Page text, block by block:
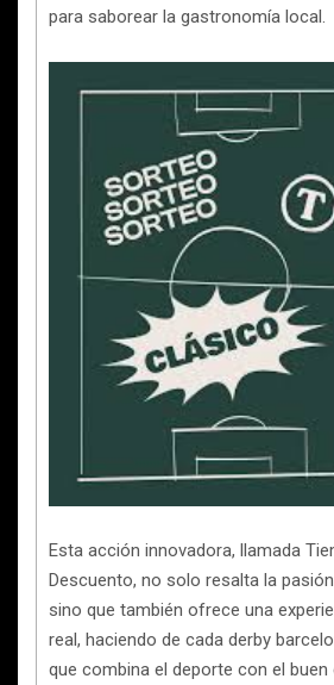
para saborear la gastronomía local.
Esta acción innovadora, llamada
Descuento, no solo resalta la
sino que también ofrece una
real, haciendo de cada derby
que combina el deporte con el buen